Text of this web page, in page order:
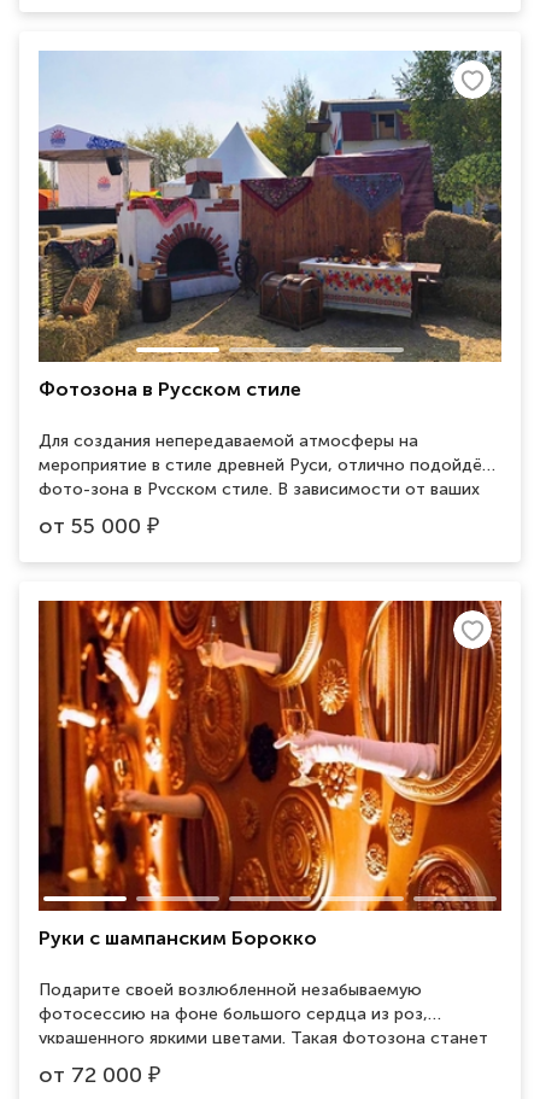
для мероприятий и удивьте гостей великолепием
моментов, запечатленных в этом великолепном уголке
России, который мы с удовольствием создадим для
вашего события. Погрузитесь в аутентичность и
красоту с фотозоной "Русская душа
Фотозона в Русском стиле
Для создания непередаваемой атмосферы на
мероприятие в стиле древней Руси, отлично подойдёт
фото-зона в Русском стиле. В зависимости от ваших
потребностей и задач, наши менеджеры подберут
необходимую комплектацию и подскажут об
интересных готовых решениях.
от 55 000 ₽
Руки с шампанским Борокко
Подарите своей возлюбленной незабываемую
фотосессию на фоне большого сердца из роз,
украшенного яркими цветами. Такая фотозона станет
идеальным подарком на 14 февраля, так же отлично
подойдет для welcome зоны на свадьбу.
от 72 000 ₽